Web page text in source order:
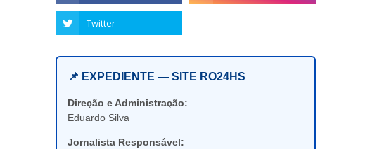
📌 EXPEDIENTE — SITE RO24HS
Direção e Administração:
Eduardo Silva
Jornalista Responsável: